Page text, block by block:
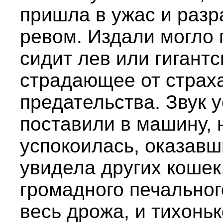
пришла в ужас и
ревом. Издали могло
сидит лев или
страдающее от
предательства. Звук
поставили в машину,
успокоилась,
увидела других
громадного
весь дрожа, и